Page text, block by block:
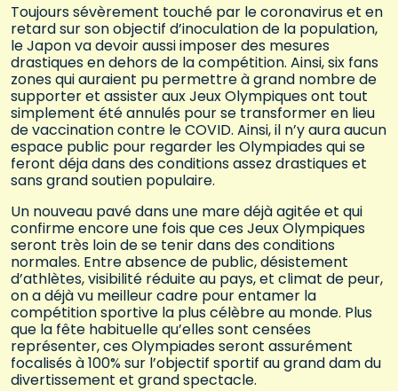
Toujours sévèrement touché par le coronavirus et en
retard sur son objectif d’inoculation de la population,
le Japon va devoir aussi imposer des mesures
drastiques en dehors de la compétition. Ainsi, six fans
zones qui auraient pu permettre à grand nombre de
supporter et assister aux Jeux Olympiques ont tout
simplement été annulés pour se transformer en lieu
de vaccination contre le COVID. Ainsi, il n’y aura aucun
espace public pour regarder les Olympiades qui se
feront déja dans des conditions assez drastiques et
sans grand soutien populaire.
Un nouveau pavé dans une mare déjà agitée et qui
confirme encore une fois que ces Jeux Olympiques
seront très loin de se tenir dans des conditions
normales. Entre absence de public, désistement
d’athlètes, visibilité réduite au pays, et climat de peur,
on a déjà vu meilleur cadre pour entamer la
compétition sportive la plus célèbre au monde. Plus
que la fête habituelle qu’elles sont censées
représenter, ces Olympiades seront assurément
focalisés à 100% sur l’objectif sportif au grand dam du
divertissement et grand spectacle.